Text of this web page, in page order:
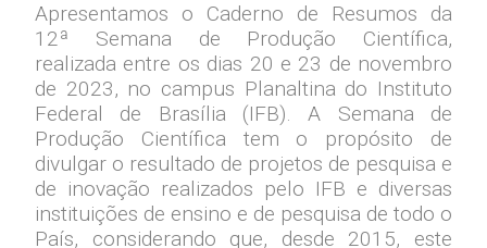
Apresentamos o Caderno de Resumos da
12ª Semana de Produção Científica,
realizada entre os dias 20 e 23 de novembro
de 2023, no campus Planaltina do Instituto
Federal de Brasília (IFB). A Semana de
Produção Científica tem o propósito de
divulgar o resultado de projetos de pesquisa e
de inovação realizados pelo IFB e diversas
instituições de ensino e de pesquisa de todo o
País, considerando que, desde 2015, este